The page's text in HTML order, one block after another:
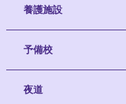
養護施設
予備校
夜道